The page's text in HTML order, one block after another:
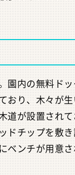
園内の無料ド
おり、木々が
道が設置され
ドチップを敷
ベンチが用意